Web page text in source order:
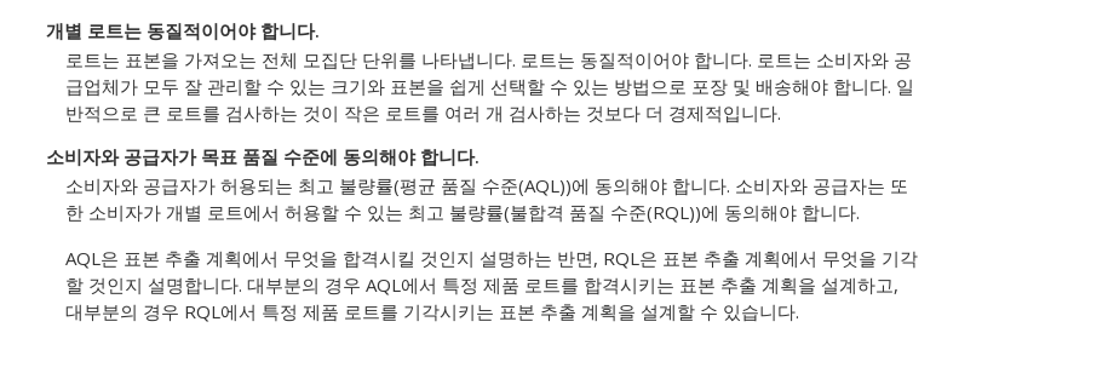
개별 로트는 동질적이어야 합니다.
로트는 표본을 가져오는 전체 모집단 단위를 나타냅니다. 로트는 동질적이어야 합니다. 로트는 소비자와 공
급업체가 모두 잘 관리할 수 있는 크기와 표본을 쉽게 선택할 수 있는 방법으로 포장 및 배송해야 합니다. 일
반적으로 큰 로트를 검사하는 것이 작은 로트를 여러 개 검사하는 것보다 더 경제적입니다.
소비자와 공급자가 목표 품질 수준에 동의해야 합니다.
소비자와 공급자가 허용되는 최고 불량률(평균 품질 수준(AQL))에 동의해야 합니다. 소비자와 공급자는 또
한 소비자가 개별 로트에서 허용할 수 있는 최고 불량률(불합격 품질 수준(RQL))에 동의해야 합니다.
AQL은 표본 추출 계획에서 무엇을 합격시킬 것인지 설명하는 반면, RQL은 표본 추출 계획에서 무엇을 기각
할 것인지 설명합니다. 대부분의 경우 AQL에서 특정 제품 로트를 합격시키는 표본 추출 계획을 설계하고,
대부분의 경우 RQL에서 특정 제품 로트를 기각시키는 표본 추출 계획을 설계할 수 있습니다.